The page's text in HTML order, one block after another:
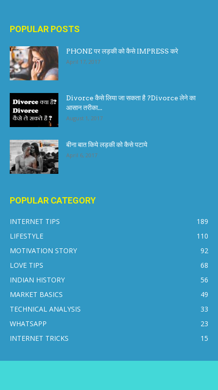
POPULAR POSTS
PHONE पर लड़की को कैसे IMPRESS करे
April 17, 2017
Divorce कैसे लिया जा सकता है ?Divorce लेने का
आसान तरीका...
August 1, 2017
बीना बात किये लड़की को कैसे पटाये
April 6, 2017
POPULAR CATEGORY
INTERNET TIPS
189
LIFESTYLE
110
MOTIVATION STORY
92
LOVE TIPS
68
INDIAN HISTORY
56
MARKET BASICS
49
TECHNICAL ANALYSIS
33
WHATSAPP
23
INTERNET TRICKS
15